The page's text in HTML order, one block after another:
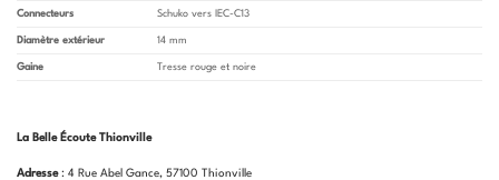
Connecteurs Schuko vers IEC-C13
Diamètre extérieur 14 mm
Gaine Tresse rouge et noire
La Belle Écoute Thionville
Adresse: 4 Rue Abel Gance, 57100 Thionville